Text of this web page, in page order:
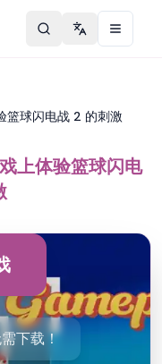
Change
篮球闪电战 2 的刺激
上体验篮球闪电
下载！